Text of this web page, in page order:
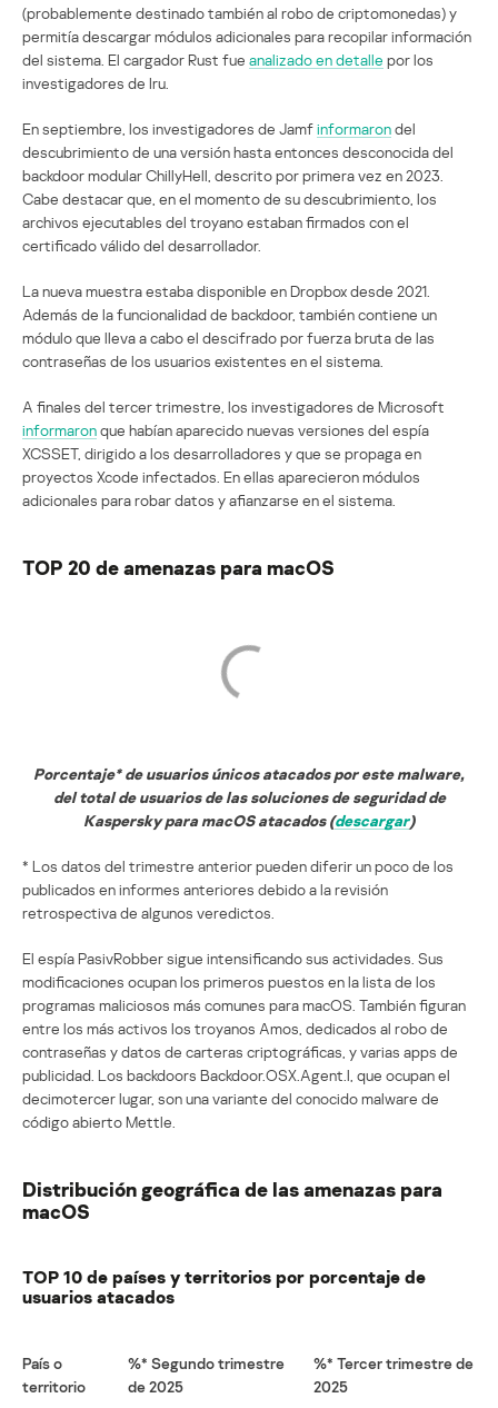
(probablemente destinado también al robo de criptomonedas) y
permitía descargar módulos adicionales para recopilar información
del sistema. El cargador Rust fue analizado en detalle por los
investigadores de Iru.
En septiembre, los investigadores de Jamfinformarondel
descubrimiento de una versión hasta entonces desconocida del
backdoor modular ChillyHell, descrito por primera vez en 2023.
Cabe destacar que, en el momento de su descubrimiento, los
archivos ejecutables del troyano estaban firmados con el
certificado válido del desarrollador.
La nueva muestra estaba disponible en Dropbox desde 2021.
Además de la funcionalidad de backdoor, también contiene un
módulo que lleva a cabo el descifrado por fuerza bruta de las
contraseñas de los usuarios existentes en el sistema.
A finales del tercer trimestre, los investigadores de Microsoft
informaronque habían aparecido nuevas versiones del espía
XCSSET, dirigido a los desarrolladores y que se propaga en
proyectos Xcode infectados. En ellas aparecieron módulos
adicionales para robar datos y afianzarse en el sistema.
TOP 20 de amenazas para macOS
Porcentaje* de usuarios únicos atacados por este malware,
del total de usuarios de las soluciones de seguridad de
Kaspersky para macOS atacados (descargar)
* Los datos del trimestre anterior pueden diferir un poco de los
publicados en informes anteriores debido a la revisión
retrospectiva de algunos veredictos.
El espía PasivRobber sigue intensificando sus actividades. Sus
modificaciones ocupan los primeros puestos en la lista de los
programas maliciosos más comunes para macOS. También figuran
entre los más activos los troyanos Amos, dedicados al robo de
contraseñas y datos de carteras criptográficas, y varias apps de
publicidad. Los backdoors Backdoor.OSX.Agent.l, que ocupan el
decimotercer lugar, son una variante del conocido malware de
código abierto Mettle.
Distribución geográfica de las amenazas para
macOS
TOP 10 de países y territorios por porcentaje de
usuarios atacados
País o
territorio
%* Segundo trimestre
de 2025
%* Tercer trimestre de
2025